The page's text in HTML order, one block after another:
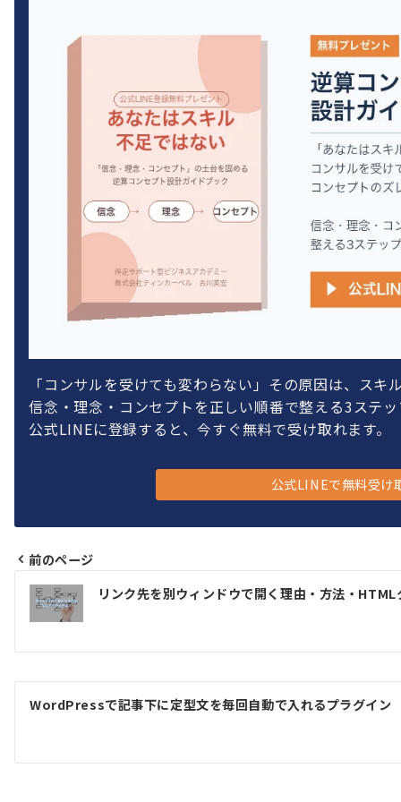
「コンサルを受けても変わらない」その原因は、スキ
信念・理念・コンセプトを正しい順番で整える3ステ
公式LINEに登録すると、今すぐ無料で受け取れます。
公式LINEで無料受け
投
ナ
ビ
ゲ
シ
前のページ
リンク先を別ウィンドウで開く理由・方法・
WordPressで記事下に定型文を毎回自動で入れるプラグイン